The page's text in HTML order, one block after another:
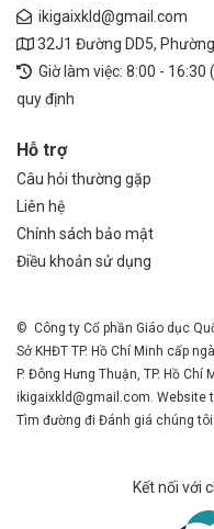
ikigaixkld@gmail.com
32J1 Đường DD5,
Giờ làm việc: 8:00 -
quy định
Hỗ trợ
Câu hỏi thường gặp
Liên hệ
Chính sách bảo mật
Điều khoản sử dụng
© Công ty Cổ phần Giáo dục
Sở KHĐT TP. Hồ Chí Minh cấp
P. Đông Hưng Thuận, TP. Hồ
ikigaixkld@gmail.com. Website
Tìm đường đi Đánh giá chúng tôi
Kết nối với